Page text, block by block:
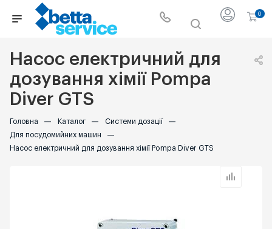
0
Насос електричний для
дозування хімії Pompa
Diver GTS
Головна — Каталог — Системи дозації —
Для посудомийних машин —
Насос електричний для дозування хімії Pompa Diver GTS